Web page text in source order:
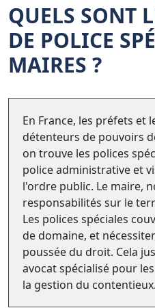
QUELS SONT
DE POLICE
MAIRES ?
En France, les préfets et
détenteurs de pouvoirs
on trouve les polices
police administrative et
l'ordre public. Le maire,
responsabilités sur le
Les polices spéciales
de domaine, et
poussée du droit. Cela
avocat spécialisé pour
la gestion du contentieux.